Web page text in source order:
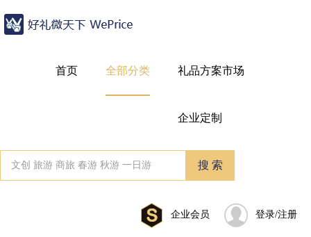
首页 全部分类 礼品方案市场
企业定制
企业会员 登录/注册